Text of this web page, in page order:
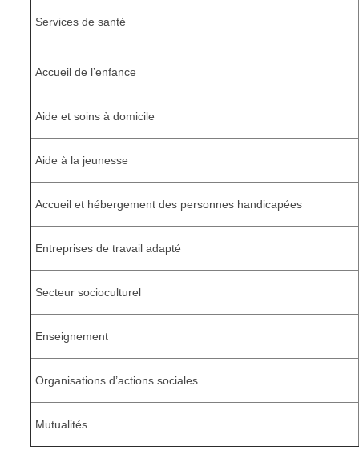
Services de santé
Accueil de l’enfance
Aide et soins à domicile
Aide à la jeunesse
Accueil et hébergement des personnes handicapées
Entreprises de travail adapté
Secteur socioculturel
Enseignement
Organisations d’actions sociales
Mutualités